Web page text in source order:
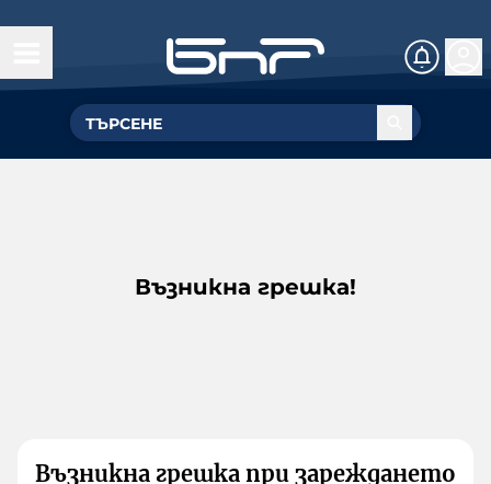
Възникна грешка!
Възникна грешка при зареждането